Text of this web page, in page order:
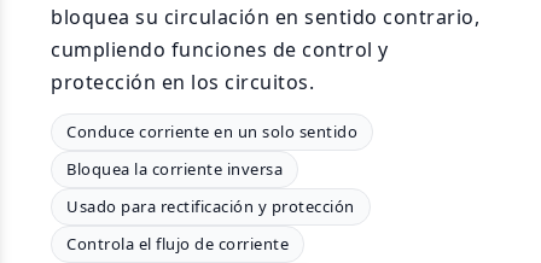
bloquea su circulación en sentido contrario,
cumpliendo funciones de control y
protección en los circuitos.
Conduce corriente en un solo sentido
Bloquea la corriente inversa
Usado para rectificación y protección
Controla el flujo de corriente